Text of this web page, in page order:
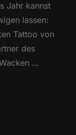
Jahr kannst
lassen:
Tattoo von
des
…
OFFIZIELLE